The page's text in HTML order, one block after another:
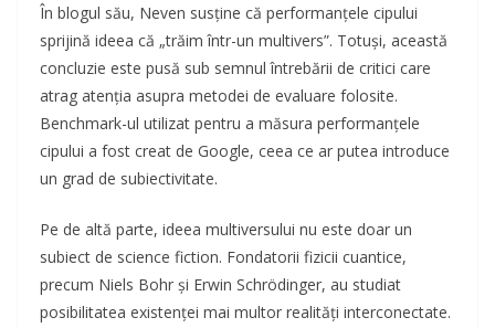
În blogul său, Neven susține că performanțele cipului
sprijină ideea că „trăim într-un multivers”. Totuși, această
concluzie este pusă sub semnul întrebării de critici care
atrag atenția asupra metodei de evaluare folosite.
Benchmark-ul utilizat pentru a măsura performanțele
cipului a fost creat de Google, ceea ce ar putea introduce
un grad de subiectivitate.
Pe de altă parte, ideea multiversului nu este doar un
subiect de science fiction. Fondatorii fizicii cuantice,
precum Niels Bohr și Erwin Schrödinger, au studiat
posibilitatea existenței mai multor realități interconectate.